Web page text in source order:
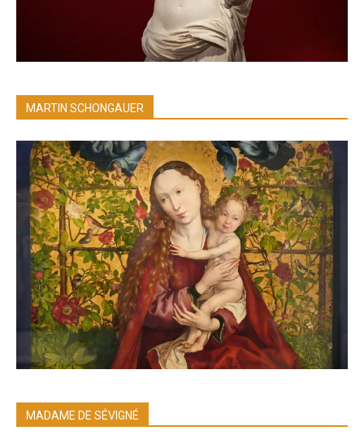
MARTIN SCHONGAUER
MADAME DE SÉVIGNÉ